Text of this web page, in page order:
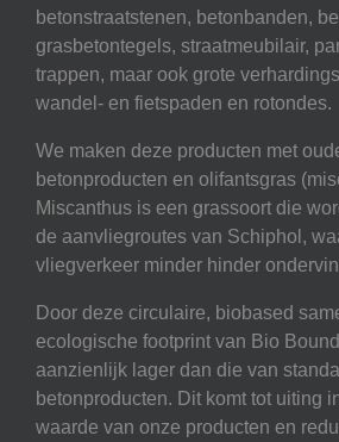
betonstraatstenen, betonbanden,
grasbetontegels, straatmeubilair,
trappen, maar ook grote
wandel- en fietspaden en rotondes.
We maken deze producten met
betonproducten en olifantsgras
Miscanthus is een grassoort die
de aanvliegroutes van Schiphol,
vliegverkeer minder hinder
Door deze circulaire, biobased
ecologische footprint van Bio
aanzienlijk lager dan die van
betonproducten. Dit komt tot uiting
waarde van onze producten en